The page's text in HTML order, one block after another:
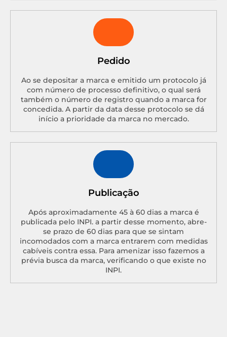
Pedido
Ao se depositar a marca e emitido um protocolo já
com número de processo definitivo, o qual será
também o número de registro quando a marca for
concedida. A partir da data desse protocolo se dá
início a prioridade da marca no mercado.
Publicação
Após aproximadamente 45 à 60 dias a marca é
publicada pelo INPI. a partir desse momento, abre-
se prazo de 60 dias para que se sintam
incomodados com a marca entrarem com medidas
cabíveis contra essa. Para amenizar isso fazemos a
prévia busca da marca, verificando o que existe no
INPI.